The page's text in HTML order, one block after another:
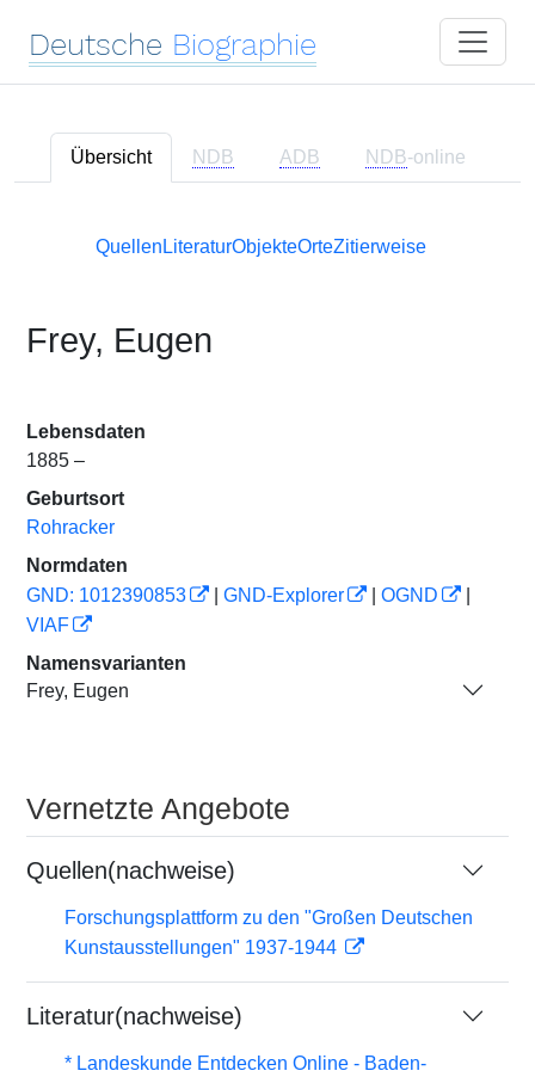
Deutsche Biographie
Übersicht NDB ADB NDB-online
Quellen LiteraturObjekteOrteZitierweise
Frey, Eugen
Lebensdaten
1885 –
Geburtsort
Rohracker
Normdaten
GND: 1012390853
GND-Explorer OGND
VIAF
Namensvarianten
Frey, Eugen
Vernetzte Angebote
Quellen(nachweise)
Forschungsplattform zu den "Großen Deutschen
Kunstausstellungen" 1937-1944
Literatur(nachweise)
* Landeskunde Entdecken Online - Baden-